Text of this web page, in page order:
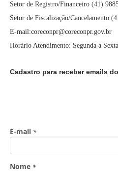
Setor de Registro/Financeiro (41)
Setor de Fiscalização/Cancelamento
E-mail:coreconpr@coreconpr.gov.br
Horário Atendimento: Segunda a
Cadastro para receber emails